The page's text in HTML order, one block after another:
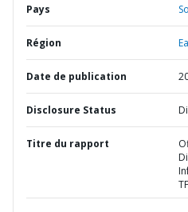
Pays
Région
Date de publication
Disclosure Status
Titre du rapport